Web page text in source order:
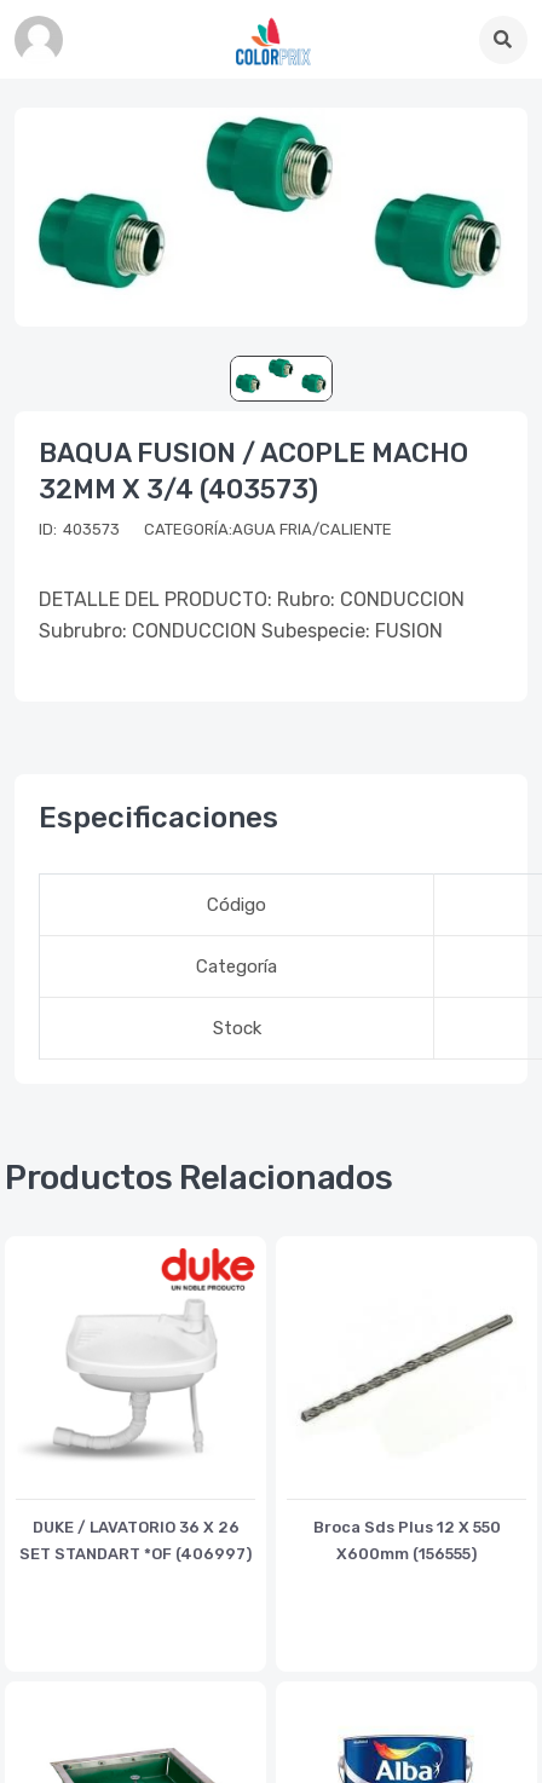
BAQUA FUSION / ACOPLE MACHO
32MM X 3/4 (403573)
ID: 403573 CATEGORÍA:AGUA FRIA/CALIENTE
DETALLE DEL PRODUCTO: Rubro: CONDUCCION
Subrubro: CONDUCCION Subespecie: FUSION
Especificaciones
Código
Categoría
Stock
Productos Relacionados
DUKE / LAVATORIO 36 X 26
SET STANDART *OF (406997)
Broca Sds Plus 12 X 550
X600mm (156555)